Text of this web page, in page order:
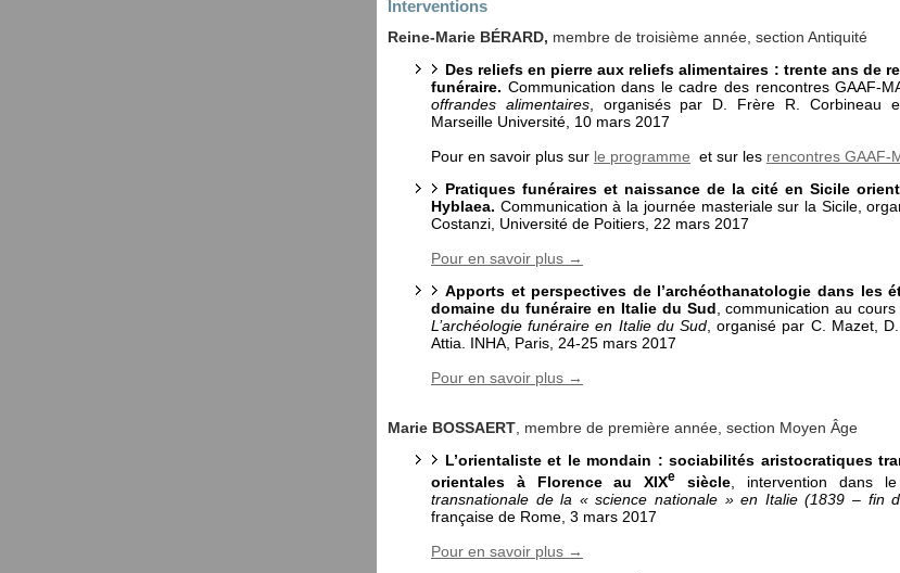
Interventions
Reine-Marie BÉRARD, membre de troisième année, section Antiquité
Des reliefs en pierre aux reliefs alimentaires : trente ans de
funéraire. Communication dans le cadre des rencontres GAAF-
offrandes alimentaires, organisés par D. Frère R. Corbineau
Marseille Université, 10 mars 2017
Pour en savoir plus sur le programme et sur les rencontres GAAF-
Pratiques funéraires et naissance de la cité en Sicile
Hyblaea. Communication à la journée masteriale sur la Sicile,
Costanzi, Université de Poitiers, 22 mars 2017
Pour en savoir plus →
Apports et perspectives de l’archéothanatologie dans les
domaine du funéraire en Italie du Sud , communication au
L’archéologie funéraire en Italie du Sud , organisé par C. Mazet,
Attia. INHA, Paris, 24-25 mars 2017
Pour en savoir plus →
Marie BOSSAERT , membre de première année, section Moyen Âge
L’orientaliste et le mondain : sociabilités aristocratiques
orientales à Florence au XIXe siècle , intervention dans
transnationale de la « science nationale » en Italie (1839 – fin
française de Rome, 3 mars 2017
Pour en savoir plus →